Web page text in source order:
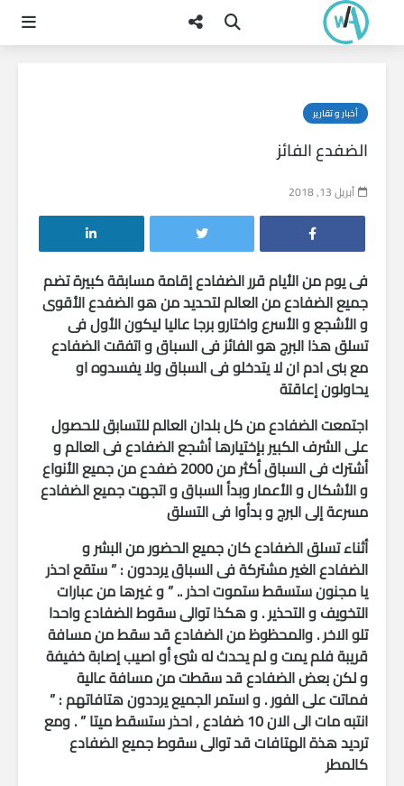
أخبار و تقارير
الضفدع الفائز
أبريل 13, 2018
فى يوم من الأيام قرر الضفادع إقامة مسابقة كبيرة تضم
جميع الضفادع من العالم لتحديد من هو الضفدع الأقوى
و الأشجع و الأسرع واختارو برجا عاليا ليكون الأول فى
تسلق هذا البرج هو الفائز فى السباق و اتفقت الضفادع
مع بنى ادم ان لا يتدخلو فى السباق ولا يفسدوه او
يحاولون إعاقتة
اجتمعت الضفادع من كل بلدان العالم للتسابق للحصول
على الشرف الكبير بإختيارها أشجع الضفادع فى العالم و
أشترك فى السباق أكثر من 2000 ضفدع من جميع الأنواع
و الأشكال و الأعمار وبدأ السباق و اتجهت جميع الضفادع
مسرعة إلى البرج و بدأوا فى التسلق
أثناء تسلق الضفادع كان جميع الحضور من البشر و
الضفادع الغير مشتركة فى السباق يرددون : ” ستقع احذر
يا مجنون ستسقط ستموت احذر .. ” و غيرها من عبارات
التخويف و التحذير . و هكذا توالى سقوط الضفادع واحدا
تلو الاخر . والمحظوظ من الضفادع قد سقط من مسافة
قريبة فلم يمت و لم يحدث له شئ أو اصيب إصابة خفيفة
و لكن بعض الضفادع قد سقطت من مسافة عالية
فماتت على الفور . و استمر الجميع يرددون هتافاتهم : ”
انتبه مات الى الان 10 ضفادع , احذر ستسقط ميتا ” . ومع
ترديد هذة الهتافات قد توالى سقوط جميع الضفادع
كالمطر